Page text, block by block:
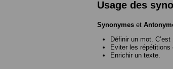
Usage des
Synonymes et
Définir un mot.
Eviter les répétitions
Enrichir un texte.